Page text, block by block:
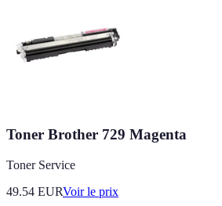
Toner Brother 729 Magenta
Toner Service
49.54 EURVoir le prix